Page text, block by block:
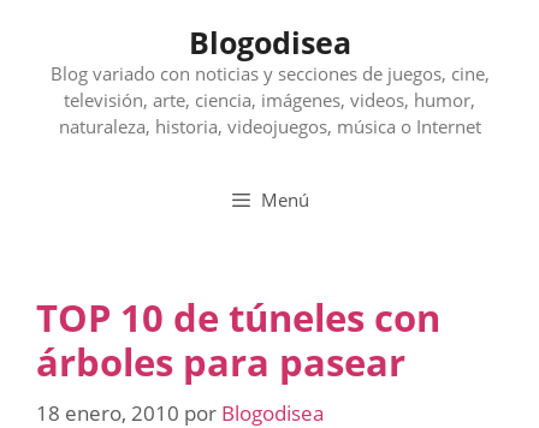
contenido
Blogodisea
Blog variado con noticias y secciones de juegos, cine,
televisión, arte, ciencia, imágenes, videos, humor,
naturaleza, historia, videojuegos, música o Internet
Menú
TOP 10 de túneles con
árboles para pasear
18 enero, 2010 por Blogodisea